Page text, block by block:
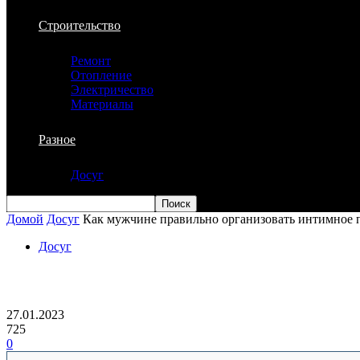
Строительство
Ремонт
Отопление
Электричество
Материалы
Разное
Досуг
Домой Досуг Как мужчине правильно организовать интимное
Досуг
27.01.2023
725
0